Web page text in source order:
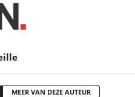
MEER VAN DEZE AUTEUR